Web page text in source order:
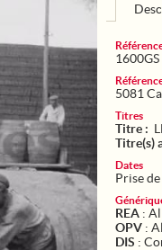
5081
Titres
Titre :
Titre(s)
Dates
Prise
REA :
OPV :
DIS :